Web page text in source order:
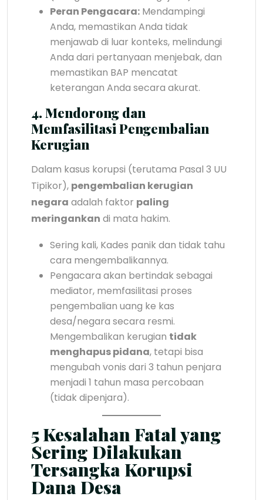
Peran Pengacara: Mendampingi
Anda, memastikan Anda tidak
menjawab di luar konteks, melindungi
Anda dari pertanyaan menjebak, dan
memastikan BAP mencatat
keterangan Anda secara akurat.
4. Mendorong dan
Memfasilitasi Pengembalian
Kerugian
Dalam kasus korupsi (terutama Pasal 3 UU
Tipikor), pengembalian kerugian
negara adalah faktor paling
meringankan di mata hakim.
Sering kali, Kades panik dan tidak tahu
cara mengembalikannya.
Pengacara akan bertindak sebagai
mediator, memfasilitasi proses
pengembalian uang ke kas
desa/negara secara resmi.
Mengembalikan kerugian tidak
menghapus pidana, tetapi bisa
mengubah vonis dari 3 tahun penjara
menjadi 1 tahun masa percobaan
(tidak dipenjara).
5 Kesalahan Fatal yang
Sering Dilakukan
Tersangka Korupsi
Dana Desa